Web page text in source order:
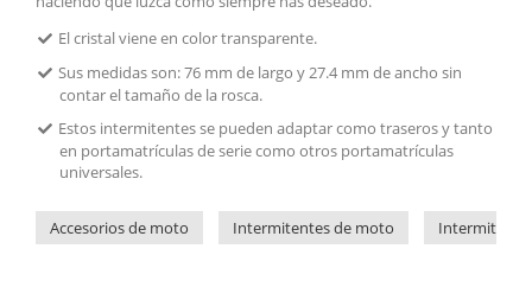
El cristal viene en color transparente.
Sus medidas son: 76 mm de largo y 27.4 mm de ancho sin
contar el tamaño de la rosca.
Estos intermitentes se pueden adaptar como traseros y tanto
en portamatrículas de serie como otros portamatrículas
universales.
Accesorios de moto Intermitentes de moto